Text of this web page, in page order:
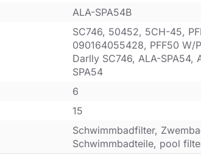
ALA-SPA54B
SC746, 50452, 5CH-45,
090164055428, PFF50 W/
Darlly SC746, ALA-SPA54,
SPA54
6
15
Schwimmbadfilter,
Schwimmbadteile, pool